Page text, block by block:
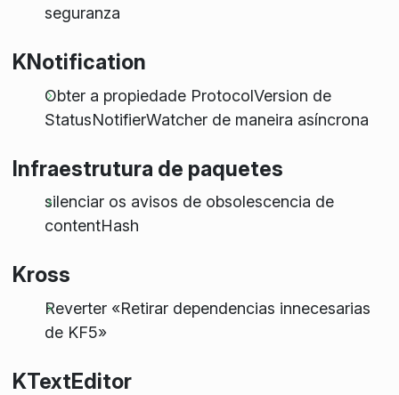
seguranza
KNotification
Obter a propiedade ProtocolVersion de
StatusNotifierWatcher de maneira asíncrona
Infraestrutura de paquetes
silenciar os avisos de obsolescencia de
contentHash
Kross
Reverter «Retirar dependencias innecesarias
de KF5»
KTextEditor